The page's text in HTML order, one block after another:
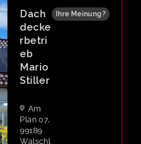
Zimm
erei
Eckar
dt &
Rothh
ardt
Sailer-
Straße
52,
99089
Ihre Meinung?